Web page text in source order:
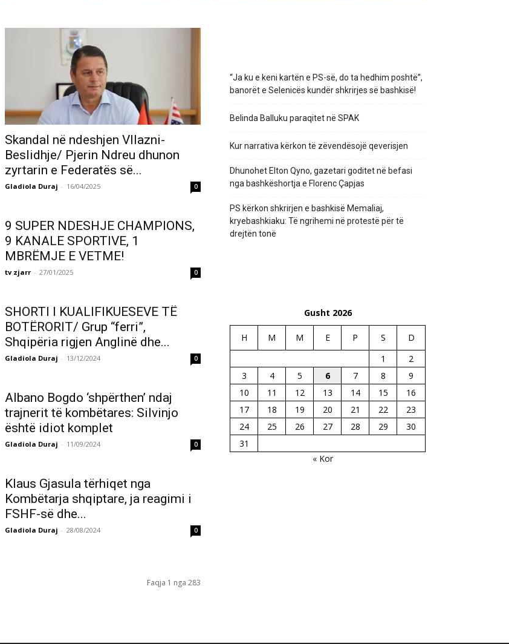
Skandal në ndeshjen Vllazni-
Beslidhje/ Pjerin Ndreu dhunon
zyrtarin e Federatës së...
Gladiola Duraj - 16/04/2025 0
9 SUPER NDESHJE CHAMPIONS,
9 KANALE SPORTIVE, 1
MBRËMJE E VETME!
tv zjarr - 27/01/2025 0
SHORTI I KUALIFIKUESEVE TË
BOTËRORIT/ Grup “ferri”,
Shqipëria rigjen Anglinë dhe...
Gladiola Duraj - 13/12/2024 0
Albano Bogdo ‘shpërthen’ ndaj
trajnerit të kombëtares: Silvinjo
është idiot komplet
Gladiola Duraj - 11/09/2024 0
Klaus Gjasula tërhiqet nga
Kombëtarja shqiptare, ja reagimi i
FSHF-së dhe...
Gladiola Duraj - 28/08/2024 0
Faqja 1 nga 283
“Ja ku e keni kartën e PS-së, do ta hedhim poshtë”,
banorët e Selenicës kundër shkrirjes së bashkisë!
Belinda Balluku paraqitet në SPAK
Kur narrativa kërkon të zëvendësojë qeverisjen
Dhunohet Elton Qyno, gazetari goditet në befasi
nga bashkëshortja e Florenc Çapjas
PS kërkon shkrirjen e bashkisë Memaliaj,
kryebashkiaku: Të ngrihemi në protestë për të
drejtën tonë
Gusht 2026
H M M E P S
D
1
2
3
4 5 6 7 8
9
10
11 12 13 14 15
16
17
18 19 20 21 22
23
24
25 26 27 28 29
30
31
« Kor